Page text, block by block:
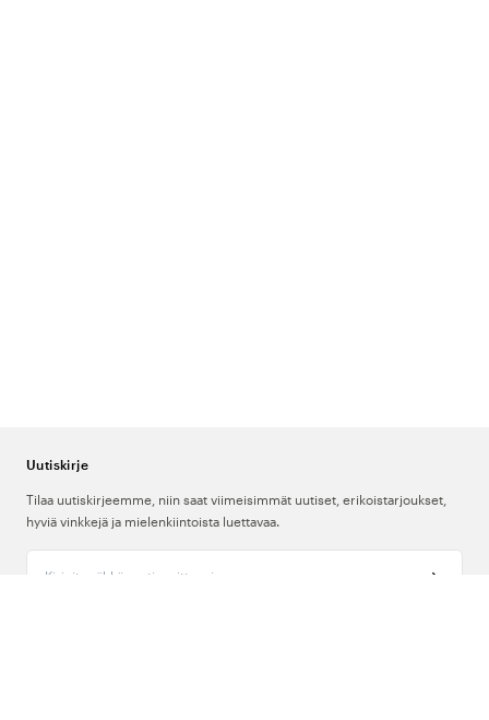
Uutiskirje
Tilaa uutiskirjeemme, niin saat viimeisimmät uutiset, erikoistarjoukset,
hyviä vinkkejä ja mielenkiintoista luettavaa.